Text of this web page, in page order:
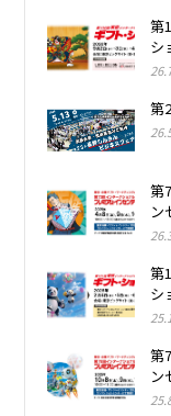
第
シ
第
第
ン
第
シ
第
ン